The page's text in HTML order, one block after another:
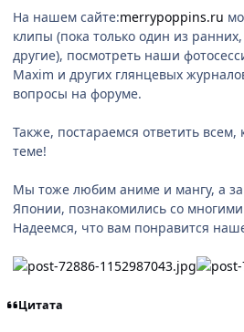
На нашем сайте:merrypoppins.ru
клипы (пока только один из
другие), посмотреть наши
Maxim и других глянцевых
вопросы на форуме.
Также, постараемся ответить
теме!
Мы тоже любим аниме и мангу, а
Японии, познакомились со
Надеемся, что вам понравится
Цитата